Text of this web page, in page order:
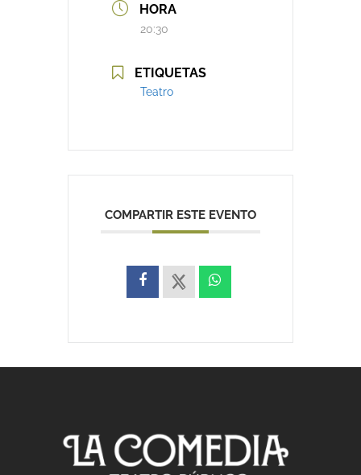
HORA
20:30
ETIQUETAS
Teatro
COMPARTIR ESTE EVENTO